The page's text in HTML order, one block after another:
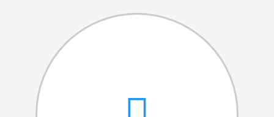
Cantares das Janeiras
Carnaval
Dia da Amizade
Dia da Mulher